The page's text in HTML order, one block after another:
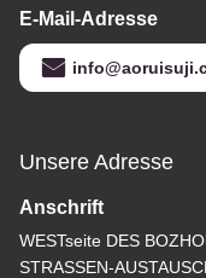
E-Mail-Adresse
Unsere Adresse
Anschrift
WESTseite DES
STRASSEN-